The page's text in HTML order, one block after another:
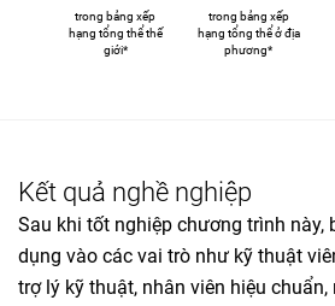
trong bảng xếp
hạng tổng thể thế
giới*
trong bảng xếp
hạng tổng thể ở địa
phương*
Kết quả nghề nghiệp
Sau khi tốt nghiệp chương trình này,
dụng vào các vai trò như kỹ thuật
trợ lý kỹ thuật, nhân viên hiệu